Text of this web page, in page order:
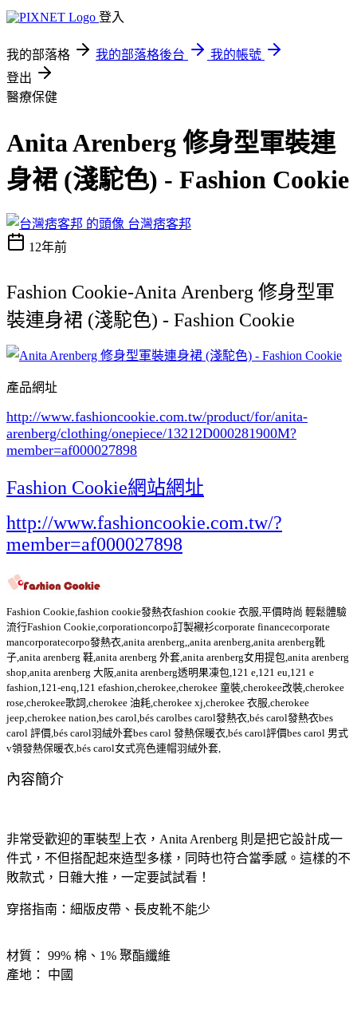
登入
我的部落格 我的部落格後台
我的帳號
登出
醫療保健
Anita Arenberg 修身型軍裝連
身裙 (淺駝色) - Fashion Cookie
台灣痞客邦
12年前
Fashion Cookie-Anita Arenberg 修身型軍
裝連身裙 (淺駝色) - Fashion Cookie
產品網址
http://www.fashioncookie.com.tw/product/for/anita-
arenberg/clothing/onepiece/13212D000281900M?
member=af000027898
Fashion Cookie網站網址
http://www.fashioncookie.com.tw/?
member=af000027898
Fashion Cookie,fashion cookie發熱衣fashion cookie 衣服,平價時尚 輕鬆體驗
流行Fashion Cookie,corporationcorpo訂製襯衫corporate financecorporate
mancorporatecorpo發熱衣,anita arenberg,,anita arenberg,anita arenberg靴
子,anita arenberg 鞋,anita arenberg 外套,anita arenberg女用提包,anita arenberg
shop,anita arenberg 大阪,anita arenberg透明果凍包,121 e,121 eu,121 e
fashion,121-enq,121 efashion,cherokee,cherokee 童裝,cherokee改裝,cherokee
rose,cherokee歌詞,cherokee 油耗,cherokee xj,cherokee 衣服,cherokee
jeep,cherokee nation,bes carol,bés carolbes carol發熱衣,bés carol發熱衣bes
carol 評價,bés carol羽絨外套bes carol 發熱保暖衣,bés carol評價bes carol 男式
v領發熱保暖衣,bés carol女式亮色連帽羽絨外套,
內容簡介
非常受歡迎的軍裝型上衣，Anita Arenberg 則是把它設計成一
件式，不但搭配起來造型多樣，同時也符合當季感。這樣的不
敗款式，日雜大推，一定要試試看！
穿搭指南：細版皮帶、長皮靴不能少
材質： 99% 棉、1% 聚酯纖維
產地： 中國